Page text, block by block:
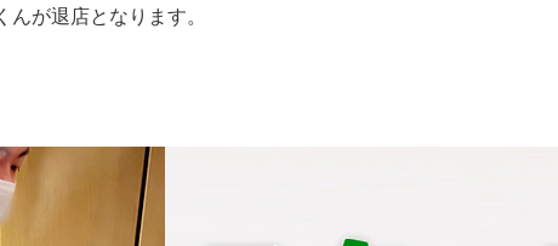
んが退店となります。